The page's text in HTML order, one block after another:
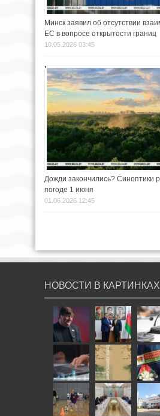
Минск заявил об отсутствии
ЕС в вопросе открытости границ
10.05.2026 03:45
Дожди закончились? Синоптики
погоде 1 июня
01.06.2026 12:45
НОВОСТИ В КАРТИНКАХ